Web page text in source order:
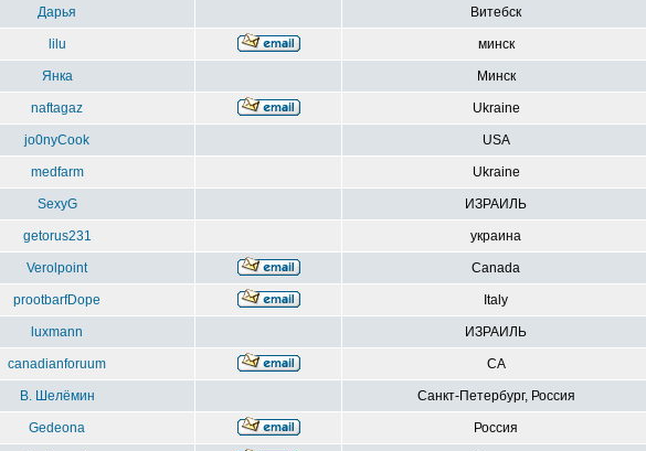
Дарья Витебск
lilu минск
Янка Минск
naftagaz Ukraine
jo0nyCook USA
medfarm Ukraine
SexyG ИЗРАИЛЬ
getorus231 украина
Verolpoint Canada
prootbarfDope Italy
luxmann ИЗРАИЛЬ
canadianforuum CA
В. Шелёмин Санкт-Петербург, Россия
Gedeona Россия